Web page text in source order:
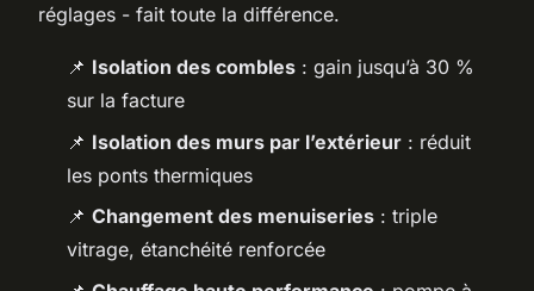
réglages - fait toute la différence.
📌 Isolation des combles : gain jusqu’à 30 %
sur la facture
📌 Isolation des murs par l’extérieur : réduit
les ponts thermiques
📌 Changement des menuiseries : triple
vitrage, étanchéité renforcée